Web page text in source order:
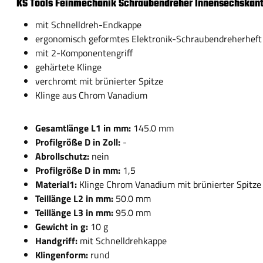
KS Tools Feinmechanik Schraubendreher
mit Schnelldreh-Endkappe
ergonomisch geformtes Elektronik-Schraubendreherheft
mit 2-Komponentengriff
gehärtete Klinge
verchromt mit brünierter Spitze
Klinge aus Chrom Vanadium
Gesamtlänge L1 in mm: 145.0 mm
Profilgröße D in Zoll: -
Abrollschutz: nein
Profilgröße D in mm: 1,5
Material1: Klinge Chrom Vanadium mit brünierter Spitze
Teillänge L2 in mm: 50.0 mm
Teillänge L3 in mm:95.0 mm
Gewicht in g: 10 g
Handgriff: mit Schnelldrehkappe
Klingenform: rund